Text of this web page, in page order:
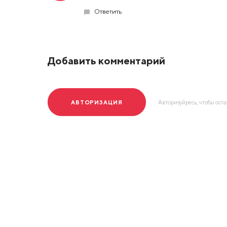
Ответить
Добавить комментарий
АВТОРИЗАЦИЯ Авторизуйресь, чтобы